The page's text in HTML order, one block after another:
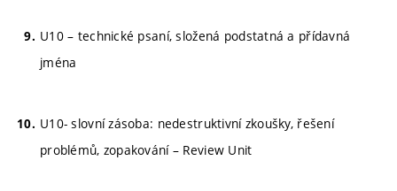
U10 – technické psaní, složená podstatná a přídavná
jména
U10- slovní zásoba: nedestruktivní zkoušky, řešení
problémů, zopakování – Review Unit